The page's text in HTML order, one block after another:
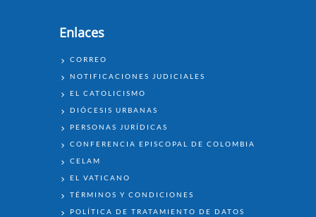
Enlaces
ENLACES
CORREO
NOTIFICACIONES JUDICIALES
EL CATOLICISMO
DIÓCESIS URBANAS
PERSONAS JURÍDICAS
CONFERENCIA EPISCOPAL DE COLOMBIA
CELAM
EL VATICANO
TÉRMINOS Y CONDICIONES
POLÍTICA DE TRATAMIENTO DE DATOS